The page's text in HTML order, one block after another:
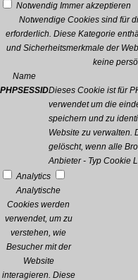
Notwendig Immer akzeptieren
Notwendige Cookies sind für
erforderlich. Diese Kategorie
und Sicherheitsmerkmale der
keine
Name
PHPSESSIDDieses Cookie ist für
verwendet um die
speichern und zu
Website zu verwalten.
gelöscht, wenn alle
Anbieter - Typ Cookie
Analytics
Analytische
Cookies werden
verwendet, um zu
verstehen, wie
Besucher mit der
Website
interagieren. Diese